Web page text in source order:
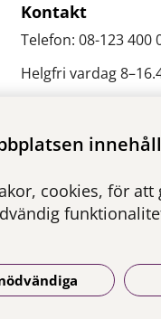
cookies, för
Kontakt
Telefon: 08-123 400
Helgfri vardag
se
Presskontakter